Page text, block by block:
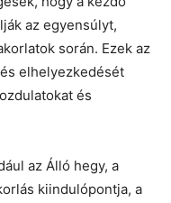
az egyensúlyt,
során. Ezek az
elhelyezkedését
és
az Álló hegy, a
kiindulópontja, a